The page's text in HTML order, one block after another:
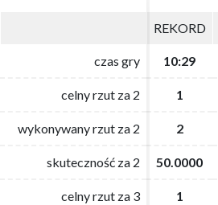
REKORD
czas gry 10:29
celny rzut za 2 1
wykonywany rzut za 2 2
skuteczność za 2 50.0000
celny rzut za 3 1
REKORD
czas gry 10:29
celny rzut za 2 1
wykonywany rzut za 2 2
skuteczność za 2 50.0000
celny rzut za 3 1